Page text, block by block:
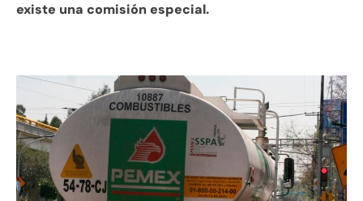
existe una comisión especial.